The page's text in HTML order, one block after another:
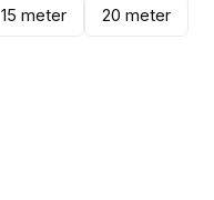
15 meter
20 meter